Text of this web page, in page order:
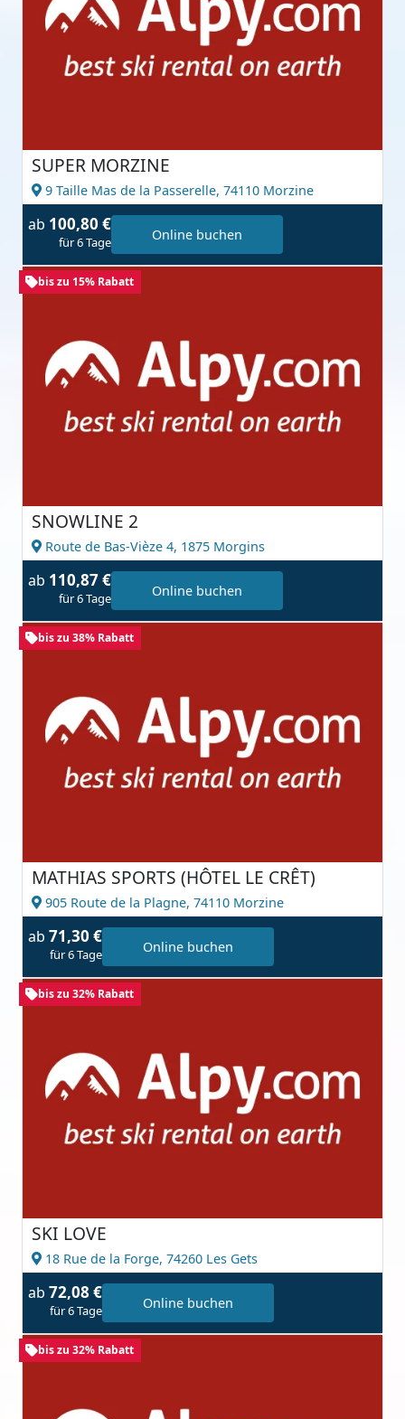
SUPER MORZINE
9 Taille Mas de la Passerelle, 74110 Morzine
ab 100,80 €
für 6 Tage Online buchen
bis zu 15% Rabatt
SNOWLINE 2
Route de Bas-Vièze 4, 1875 Morgins
ab 110,87 €
für 6 Tage Online buchen
bis zu 38% Rabatt
MATHIAS SPORTS (HÔTEL LE CRÊT)
905 Route de la Plagne, 74110 Morzine
ab 71,30 €
für 6 Tage Online buchen
bis zu 32% Rabatt
SKI LOVE
18 Rue de la Forge, 74260 Les Gets
ab 72,08 €
für 6 Tage Online buchen
bis zu 32% Rabatt